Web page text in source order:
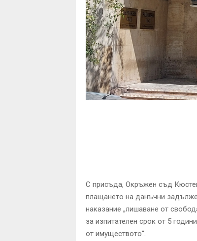
С присъда, Окръжен съд
плащането на данъчни
наказание „лишаване от
за изпитателен срок от 5
от имуществото“.